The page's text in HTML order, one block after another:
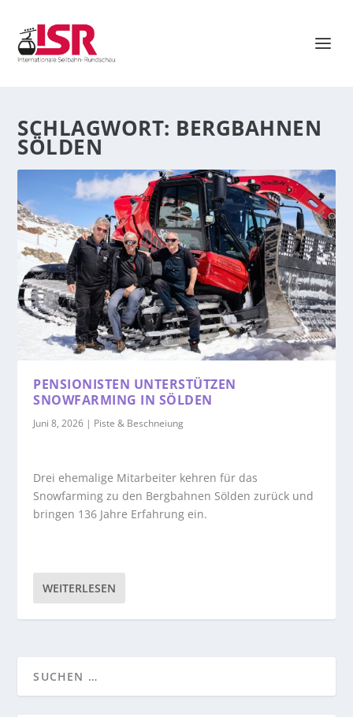
SCHLAGWORT: BERGBAHNEN
SÖLDEN
PENSIONISTEN UNTERSTÜTZEN
SNOWFARMING IN SÖLDEN
Juni 8, 2026 | Piste & Beschneiung
Drei ehemalige Mitarbeiter kehren für das
Snowfarming zu den Bergbahnen Sölden zurück und
bringen 136 Jahre Erfahrung ein.
WEITERLESEN